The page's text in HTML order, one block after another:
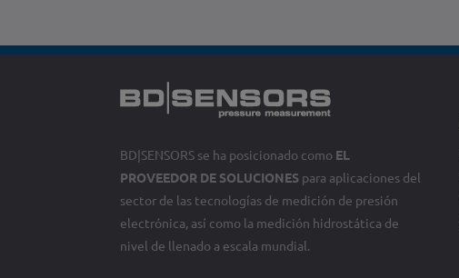
BD|SENSORS se ha posicionado como EL
PROVEEDOR DE SOLUCIONES para aplicaciones del
sector de las tecnologías de medición de presión
electrónica, así como la medición hidrostática de
nivel de llenado a escala mundial.